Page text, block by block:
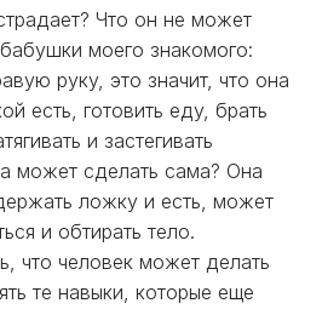
Что он не может
моего знакомого:
руку, это значит, что она
есть, готовить еду, брать
и застегивать
может сделать сама? Она
ложку и есть, может
и обтирать тело.
что человек может делать
те навыки, которые еще